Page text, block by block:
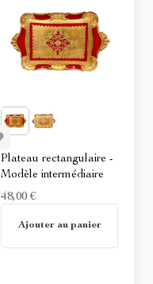
Plateau rectangulaire -
Modèle intermédiaire
48,00 €
Non disponible
Ajouter au panier